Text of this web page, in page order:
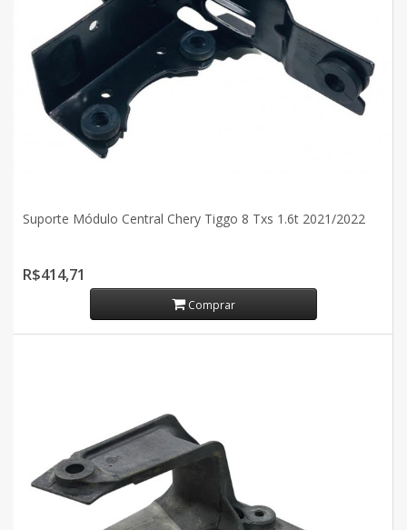
Suporte Módulo Central Chery Tiggo 8 Txs 1.6t 2021/2022
R$414,71
Comprar